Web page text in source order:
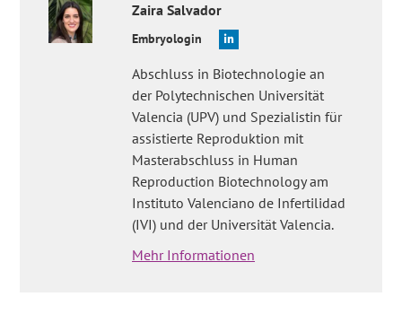
Zaira Salvador
Embryologin
Abschluss in Biotechnologie an
der Polytechnischen Universität
Valencia (UPV) und Spezialistin für
assistierte Reproduktion mit
Masterabschluss in Human
Reproduction Biotechnology am
Instituto Valenciano de Infertilidad
(IVI) und der Universität Valencia.
Mehr Informationen